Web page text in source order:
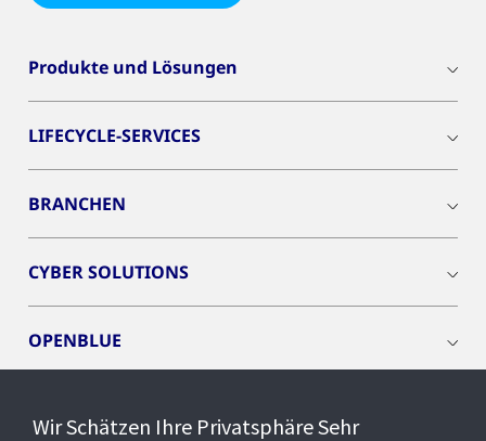
Produkte und Lösungen
LIFECYCLE-SERVICES
BRANCHEN
CYBER SOLUTIONS
OPENBLUE
Wir Schätzen Ihre Privatsphäre Sehr